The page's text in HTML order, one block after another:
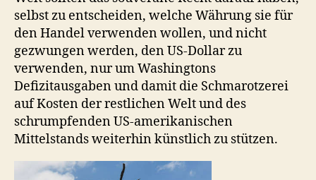
selbst zu entscheiden, welche Währung sie für
den Handel verwenden wollen, und nicht
gezwungen werden, den US-Dollar zu
verwenden, nur um Washingtons
Defizitausgaben und damit die Schmarotzerei
auf Kosten der restlichen Welt und des
schrumpfenden US-amerikanischen
Mittelstands weiterhin künstlich zu stützen.